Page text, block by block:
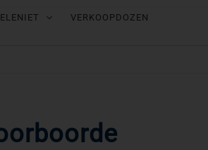
VERKOOPDOZEN